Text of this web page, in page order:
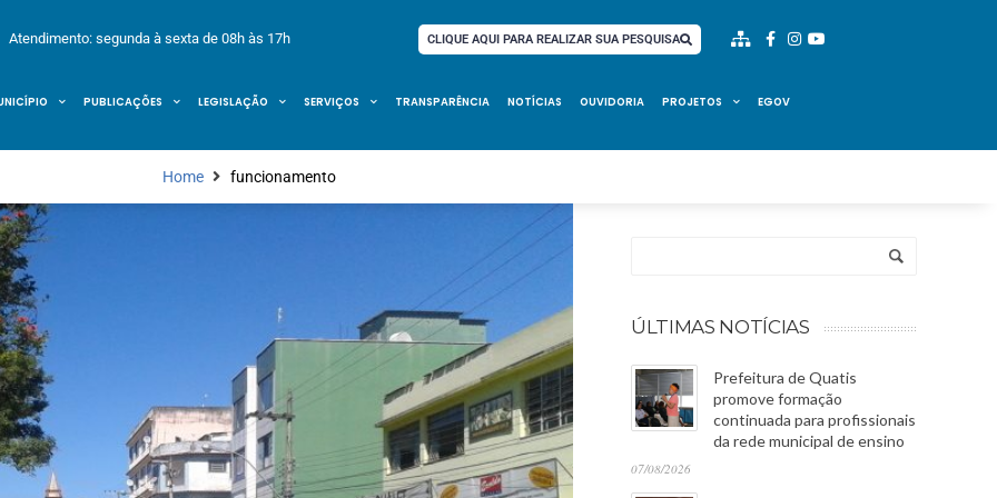
Atendimento: segunda à sexta de 08h às 17h CLIQUE AQUI PARA REALIZAR SUA PESQUISA
PUBLICAÇÕES LEGISLAÇÃO SERVIÇOS TRANSPARÊNCIA NOTÍCIAS OUVIDORIA PROJETOS EGOV
Home funcionamento
ÚLTIMAS NOTÍCIAS
Prefeitura de Quatis
promove formação
continuada para profissionais
da rede municipal de ensino
07/08/2026